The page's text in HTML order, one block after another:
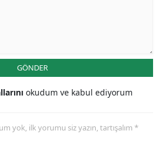
GÖNDER
okudum ve kabul ediyorum
yok, ilk yorumu siz yazın, tartışalım *